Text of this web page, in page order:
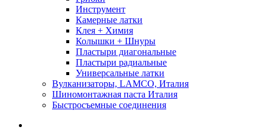
Инструмент
Камерные латки
Клея + Химия
Колышки + Шнуры
Пластыри диагональные
Пластыри радиальные
Универсальные латки
Вулканизаторы, LAMCO, Италия
Шиномонтажная паста Италия
Быстросъемные соединения